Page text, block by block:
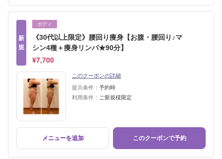
新
規
ボディ
《30代以上限定》腰回り痩身【お腹・腰回り♪マ
シン4種＋痩身リンパ★90分】
¥7,700
このクーポンの詳細
提示条件： 予約時
利用条件： ご新規様限定
メニューを追加 このクーポンで予約